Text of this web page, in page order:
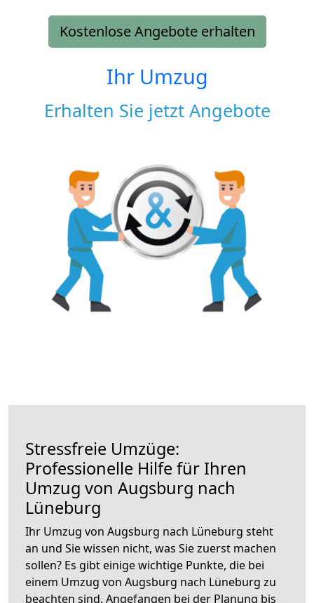
Kostenlose Angebote erhalten
Ihr Umzug
Erhalten Sie jetzt Angebote
Stressfreie Umzüge:
Professionelle Hilfe für Ihren
Umzug von Augsburg nach
Lüneburg
Ihr Umzug von Augsburg nach Lüneburg steht
an und Sie wissen nicht, was Sie zuerst machen
sollen? Es gibt einige wichtige Punkte, die bei
einem Umzug von Augsburg nach Lüneburg zu
beachten sind. Angefangen bei der Planung bis